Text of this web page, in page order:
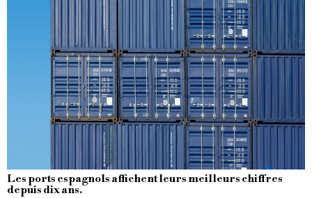
Les ports espagnols affichent leurs meilleurs chiffres
depuis dix ans.